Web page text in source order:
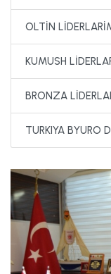
OLTİN
KUMUSH
BRONZA
TURKIYA BYURO